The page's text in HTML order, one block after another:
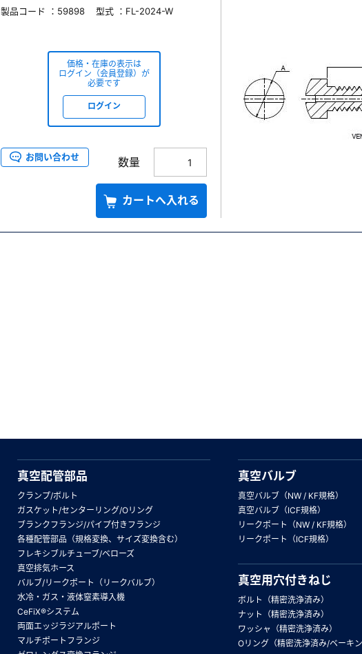
製品コード ：59898 型式 ：FL-2024-W
価格・在庫の表示は
ログイン（会員登録）が
必要です
ログイン
お問い合わせ 数量
カートへ入れる
真空配管部品
クランプ/ボルト
ガスケット/センターリング/Oリング
ブランクフランジ/パイプ付きフランジ
各種配管部品（規格変換、サイズ変換含む）
フレキシブルチューブ/ベローズ
真空排気ホース
バルブ/リークポート（リークバルブ）
水冷・ガス・液体窒素導入機
CeFiX®システム
両面エッジラジアルポート
マルチポートフランジ
真空バルブ
真空バルブ（NW / KF規格）
真空バルブ（ICF規格）
リークポート（NW / KF規格）
リークポート（ICF規格）
真空用穴付きねじ
ボルト（精密洗浄済み）
ナット（精密洗浄済み）
ワッシャ（精密洗浄済み）
Oリング（精密洗浄済み/ベーキン